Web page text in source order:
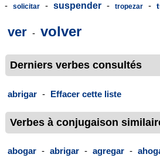
- solicitar - suspender - tropezar -
ver - volver
Derniers verbes consultés
abrigar - Effacer cette liste
Verbes à conjugaison
abogar - abrigar - agregar -